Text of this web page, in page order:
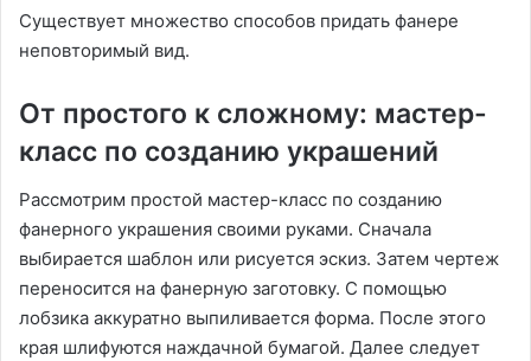
Существует множество способов придать фанере
неповторимый вид.
От простого к сложному: мастер-
класс по созданию украшений
Рассмотрим простой мастер-класс по созданию
фанерного украшения своими руками. Сначала
выбирается шаблон или рисуется эскиз. Затем чертеж
переносится на фанерную заготовку. С помощью
лобзика аккуратно выпиливается форма. После этого
края шлифуются наждачной бумагой. Далее следует